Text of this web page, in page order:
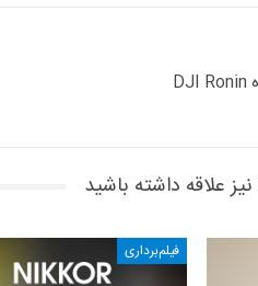
علاقه داشته باشید
فیلم‌برداری